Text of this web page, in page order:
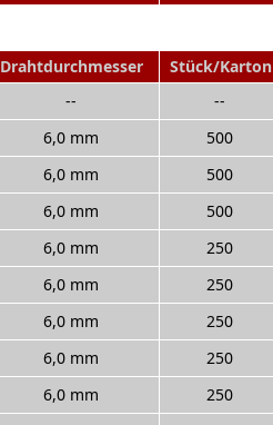
Drahtdurchmesser Stück/Karton
-- --
6,0 mm 500
6,0 mm 500
6,0 mm 500
6,0 mm 250
6,0 mm 250
6,0 mm 250
6,0 mm 250
6,0 mm 250